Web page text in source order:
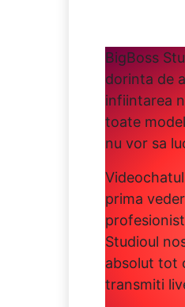
BigBoss
dorinta de
infiintarea
toate
nu vor sa
prima
Studioul
absolut tot
transmiti